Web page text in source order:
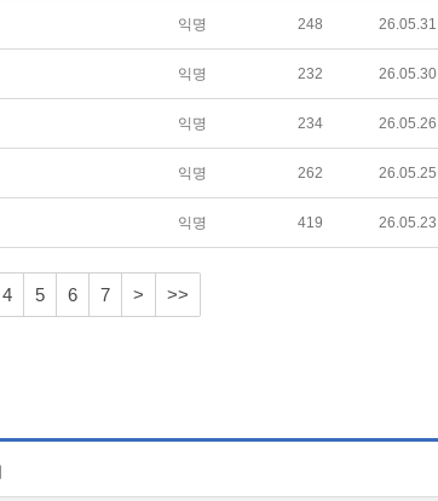
익명 248 26.05.31
익명 232 26.05.30
익명 234 26.05.26
익명 262 26.05.25
익명 419 26.05.23
4 5 6 7 > >>